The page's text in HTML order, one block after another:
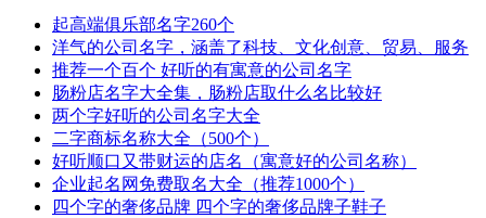
起高端俱乐部名字260个
洋气的公司名字，涵盖了科技、文化创意、贸易、服务
推荐一个百个 好听的有寓意的公司名字
肠粉店名字大全集，肠粉店取什么名比较好
两个字好听的公司名字大全
二字商标名称大全（500个）
好听顺口又带财运的店名（寓意好的公司名称）
企业起名网免费取名大全（推荐1000个）
四个字的奢侈品牌 四个字的奢侈品牌子鞋子